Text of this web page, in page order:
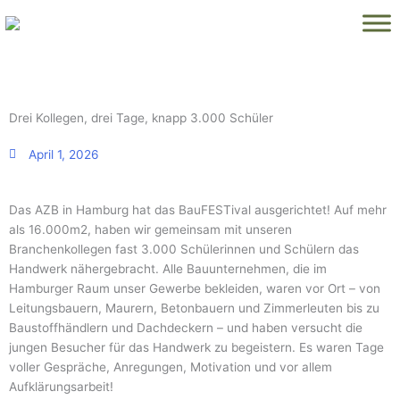
Inhalt
Drei Kollegen, drei Tage, knapp 3.000 Schüler
April 1, 2026
Das AZB in Hamburg hat das BauFESTival ausgerichtet! Auf mehr
als 16.000m2, haben wir gemeinsam mit unseren
Branchenkollegen fast 3.000 Schülerinnen und Schülern das
Handwerk nähergebracht. Alle Bauunternehmen, die im
Hamburger Raum unser Gewerbe bekleiden, waren vor Ort – von
Leitungsbauern, Maurern, Betonbauern und Zimmerleuten bis zu
Baustoffhändlern und Dachdeckern – und haben versucht die
jungen Besucher für das Handwerk zu begeistern. Es waren Tage
voller Gespräche, Anregungen, Motivation und vor allem
Aufklärungsarbeit!